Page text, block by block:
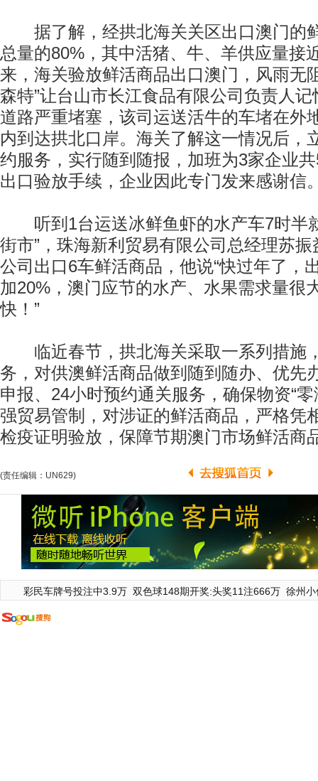
据了解，经拱北海关关区出口澳门的
总量的80%，其中活猪、牛、羊供应量接
来，海关验放鲜活商品出口澳门，风雨无
森特”让台山市长江食品有限公司负责人
道路严重堵塞，该司运送活牛的车堵在外
内到达拱北口岸。海关了解这一情况后，
约服务，实行随到随报，加班为3家企业
出口验放手续，企业因此专门发来感谢信
听到1台运送冰鲜鱼虾的水产车7时半
街市”，珠海新利贸易有限公司总经理苏
公司出口6车鲜活商品，他说“快过年了，
加20%，澳门应节的水产、水果需求量很
快！”
临近春节，拱北海关采取一系列措施
务，对供澳鲜活商品做到随到随办、优先
申报、24小时预约通关服务，确保物资“
强贸易管制，对涉证的鲜活商品，严格凭
检疫证明验放，保障节期澳门市场鲜活商
(责任编辑：UN629)
彩民车牌号投注中3.9万 双色球148期开奖:头奖11注666万 徐州